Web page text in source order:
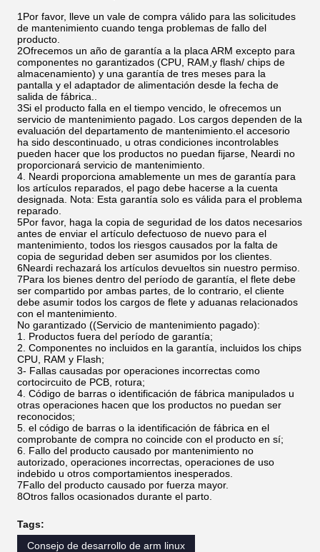
1Por favor, lleve un vale de compra válido para las solicitudes
de mantenimiento cuando tenga problemas de fallo del
producto.
2Ofrecemos un año de garantía a la placa ARM excepto para
componentes no garantizados (CPU, RAM,y flash/ chips de
almacenamiento) y una garantía de tres meses para la
pantalla y el adaptador de alimentación desde la fecha de
salida de fábrica..
3Si el producto falla en el tiempo vencido, le ofrecemos un
servicio de mantenimiento pagado. Los cargos dependen de la
evaluación del departamento de mantenimiento.el accesorio
ha sido descontinuado, u otras condiciones incontrolables
pueden hacer que los productos no puedan fijarse, Neardi no
proporcionará servicio de mantenimiento.
4. Neardi proporciona amablemente un mes de garantía para
los artículos reparados, el pago debe hacerse a la cuenta
designada. Nota: Esta garantía solo es válida para el problema
reparado.
5Por favor, haga la copia de seguridad de los datos necesarios
antes de enviar el artículo defectuoso de nuevo para el
mantenimiento, todos los riesgos causados por la falta de
copia de seguridad deben ser asumidos por los clientes.
6Neardi rechazará los artículos devueltos sin nuestro permiso.
7Para los bienes dentro del período de garantía, el flete debe
ser compartido por ambas partes, de lo contrario, el cliente
debe asumir todos los cargos de flete y aduanas relacionados
con el mantenimiento.
No garantizado ((Servicio de mantenimiento pagado):
1. Productos fuera del período de garantía;
2. Componentes no incluidos en la garantía, incluidos los chips
CPU, RAM y Flash;
3- Fallas causadas por operaciones incorrectas como
cortocircuito de PCB, rotura;
4. Código de barras o identificación de fábrica manipulados u
otras operaciones hacen que los productos no puedan ser
reconocidos;
5. el código de barras o la identificación de fábrica en el
comprobante de compra no coincide con el producto en sí;
6. Fallo del producto causado por mantenimiento no
autorizado, operaciones incorrectas, operaciones de uso
indebido u otros comportamientos inesperados.
7Fallo del producto causado por fuerza mayor.
8Otros fallos ocasionados durante el parto.
Tags:
Consejo de desarrollo de arm linux